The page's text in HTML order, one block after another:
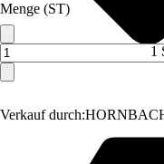
Verkauf durch:
Menge (ST)
1